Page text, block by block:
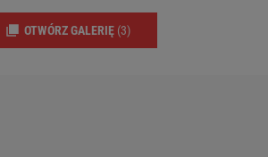
OTWÓRZ GALERIĘ (3)